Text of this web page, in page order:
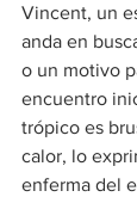
Vincent, un
anda en
o un motivo
encuentro
trópico es
calor, lo
enferma del